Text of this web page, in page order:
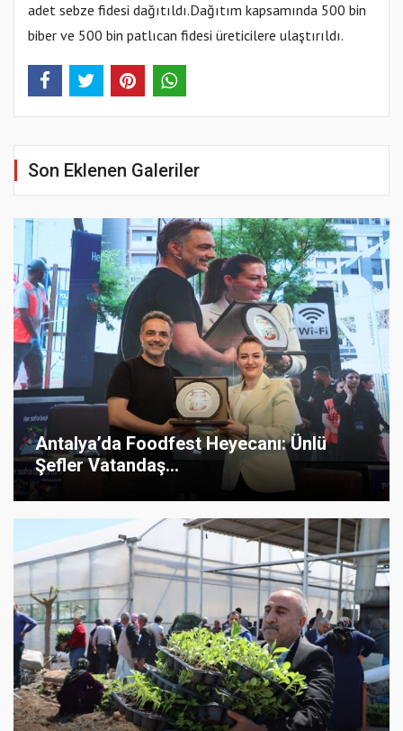
adet sebze fidesi dağıtıldı.Dağıtım kapsamında 500 bin
biber ve 500 bin patlıcan fidesi üreticilere ulaştırıldı.
Son Eklenen Galeriler
Antalya’da Foodfest Heyecanı: Ünlü
Şefler Vatandaş...